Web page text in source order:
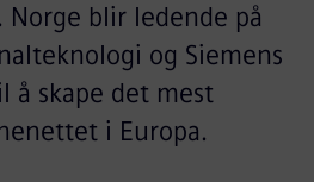
Norge blir ledende på
og Siemens
å skape det mest
i Europa.